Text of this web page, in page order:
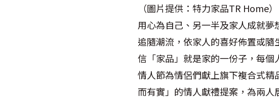
（圖片提供： 特力家品TR Home）
用心為自己、另一半及家人成就
追隨潮流，依家人的喜好佈置或
信「家品」就是家的一份子，每
情人節為情侶們獻上旗下複合式
而有實」的情人獻禮提案，為兩